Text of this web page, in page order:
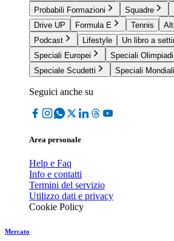
Probabili Formazioni
Squadre
Drive UP
Formula E Tennis
Podcast
Lifestyle
Un libro a
Speciali Europei
Speciali Olimpiadi
Speciale Scudetti
Speciali Mondiali
Seguici anche su
Area personale
Help e Faq
Info e contatti
Termini del servizio
Utilizzo dati e privacy
Cookie Policy
Mercato